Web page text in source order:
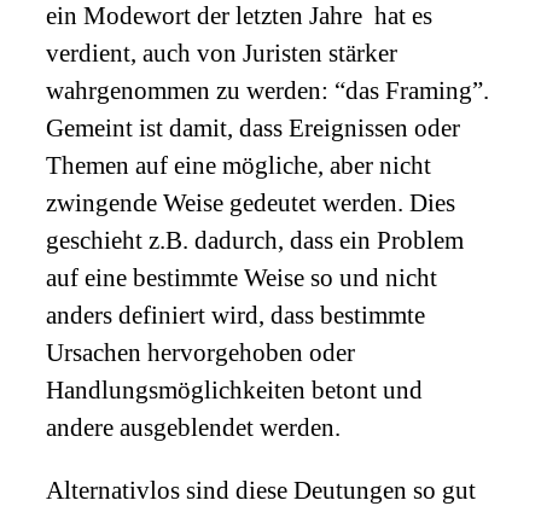
ein Modewort der letzten Jahre hat es
verdient, auch von Juristen stärker
wahrgenommen zu werden: “das Framing”.
Gemeint ist damit, dass Ereignissen oder
Themen auf eine mögliche, aber nicht
zwingende Weise gedeutet werden. Dies
geschieht z.B. dadurch, dass ein Problem
auf eine bestimmte Weise so und nicht
anders definiert wird, dass bestimmte
Ursachen hervorgehoben oder
Handlungsmöglichkeiten betont und
andere ausgeblendet werden.
Alternativlos sind diese Deutungen so gut